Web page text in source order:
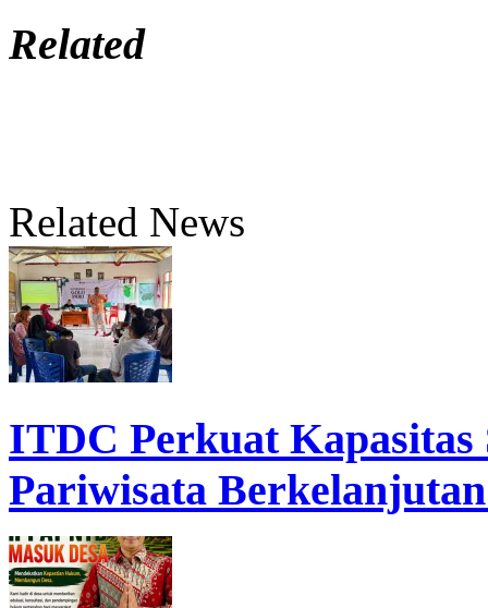
Related
Related News
ITDC Perkuat
Pariwisata